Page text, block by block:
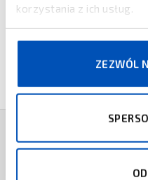
korzystania z ich usług.
ZEZWÓL
Więcej informacji
PRODUKTY POWIĄZANE